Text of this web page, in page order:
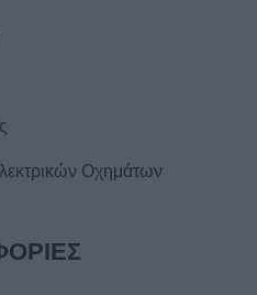
Οχημάτων